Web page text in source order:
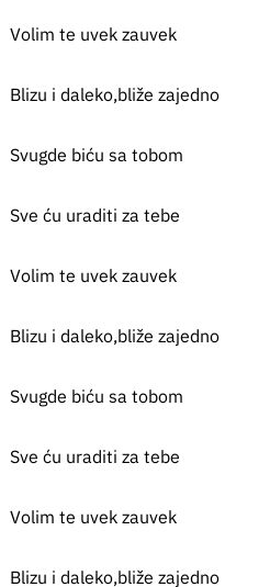
Volim te uvek zauvek
Blizu i daleko,bliže zajedno
Svugde biću sa tobom
Sve ću uraditi za tebe
Volim te uvek zauvek
Blizu i daleko,bliže zajedno
Svugde biću sa tobom
Sve ću uraditi za tebe
Volim te uvek zauvek
Blizu i daleko,bliže zajedno